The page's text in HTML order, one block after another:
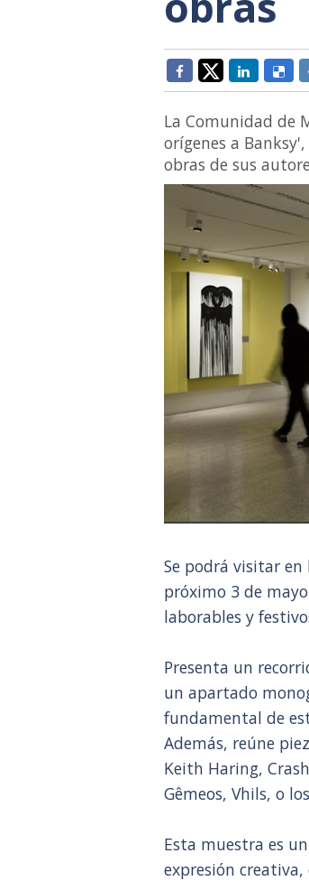
La Comunidad de
orígenes a
obras de sus
Se podrá visitar
próximo 3 de
laborables y
Presenta un
un apartado
fundamental de
Además, reúne
Keith Haring,
Gêmeos, Vhils, o
Esta muestra es
expresión